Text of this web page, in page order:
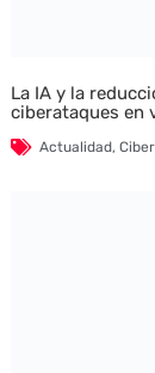
La IA y la
ciberataques en
Actualidad,